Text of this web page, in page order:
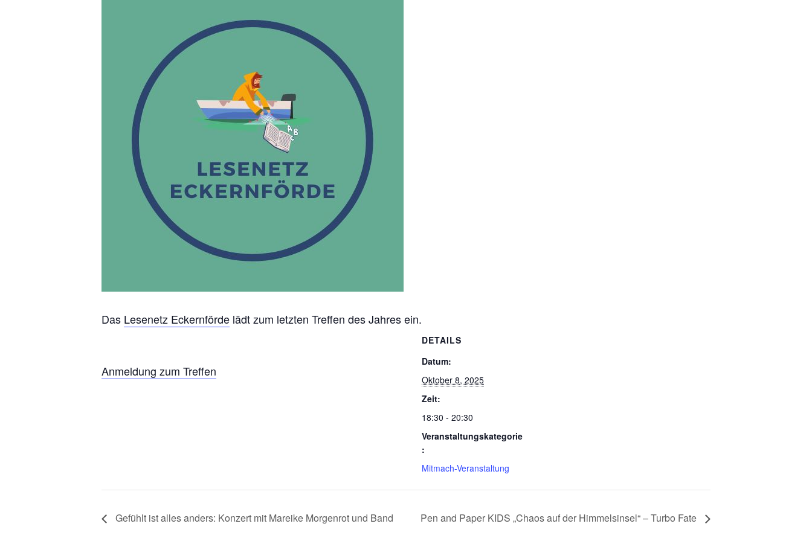
Das Lesenetz Eckernförde lädt zum letzten Treffen des Jahres ein.
Anmeldung zum Treffen
DETAILS
Datum:
Oktober 8, 2025
Zeit:
18:30 - 20:30
Veranstaltungskategorie
:
Mitmach-Veranstaltung
Gefühlt ist alles anders: Konzert mit Mareike Morgenrot und Band Pen and Paper KIDS „Chaos auf der Himmelsinsel“ – Turbo Fate